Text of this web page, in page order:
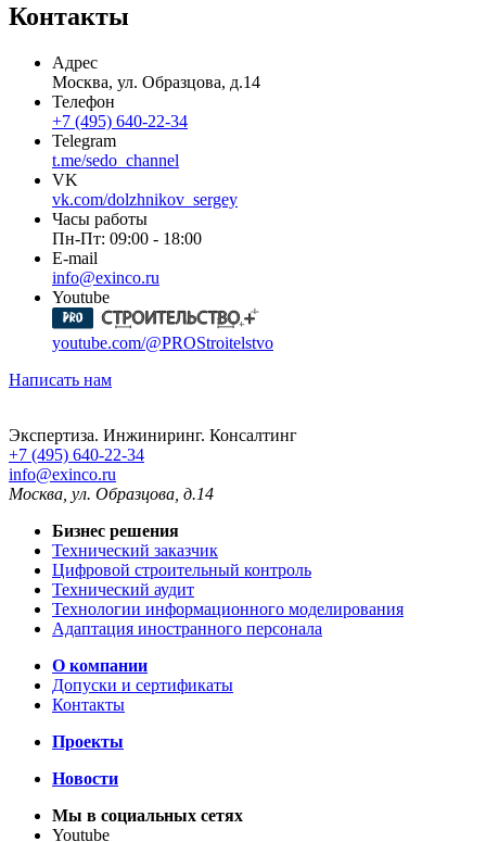
Контакты
Адрес
Москва, ул. Образцова, д.14
Телефон
+7 (495) 640-22-34
Telegram
t.me/sedo_channel
VK
vk.com/dolzhnikov_sergey
Часы работы
Пн-Пт: 09:00 - 18:00
E-mail
info@exinco.ru
Youtube
youtube.com/@PROStroitelstvo
Написать нам
Экспертиза. Инжиниринг. Консалтинг
+7 (495) 640-22-34
info@exinco.ru
Москва ул. Образцова, д.14
Бизнес решения
Технический заказчик
Цифровой строительный контроль
Технический аудит
Технологии информационного моделирования
Адаптация иностранного персонала
О компании
Допуски и сертификаты
Контакты
Проекты
Новости
Мы в социальных сетях
Youtube